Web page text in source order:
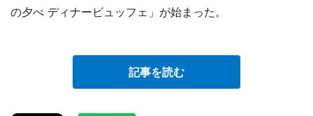
の夕べ ディナービュッフェ」が始まった。
記事を読む